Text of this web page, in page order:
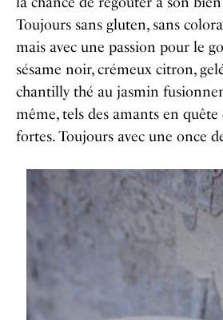
Toujours sans gluten, sans
mais avec une passion pour le
sésame noir, crémeux citron,
chantilly thé au jasmin
même, tels des amants en quête
fortes. Toujours avec une once